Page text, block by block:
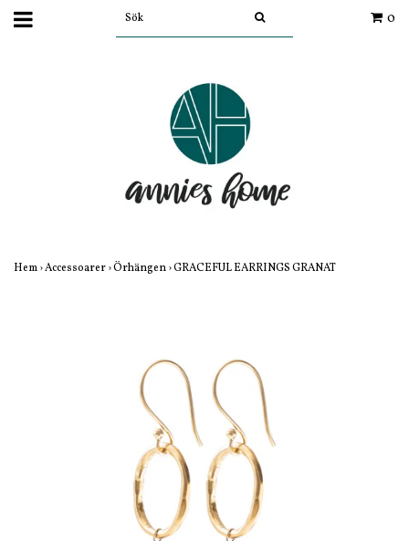
0
Hem›Accessoarer›Örhängen›GRACEFUL EARRINGS GRANAT